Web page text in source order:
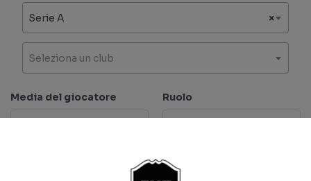
×
Serie A
Seleziona un club
Media del giocatore Ruolo